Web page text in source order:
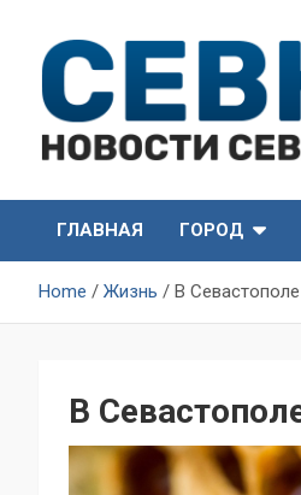
content
СевКор —
Севастополя
ГЛАВНАЯ
ГОРОД
Home Жизнь В
В